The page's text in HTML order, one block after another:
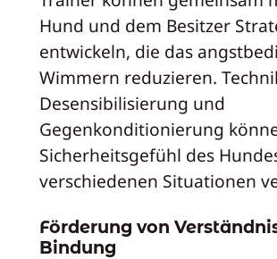
Hund und dem Besitzer
entwickeln, die das
Wimmern reduzieren.
Desensibilisierung und
Gegenkonditionierung
Sicherheitsgefühl des
verschiedenen Situationen
Förderung von
Bindung